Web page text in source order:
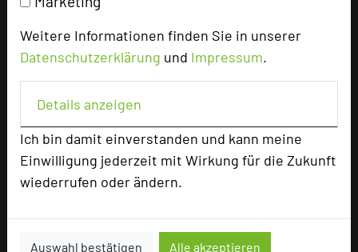
Weitere Informationen finden Sie in unserer
Datenschutzerklärung und Impressum.
Details anzeigen
Ich bin damit einverstanden und kann meine
Einwilligung jederzeit mit Wirkung für die Zukunft
wiederrufen oder ändern.
Auswahl bestätigen Alle akzeptieren